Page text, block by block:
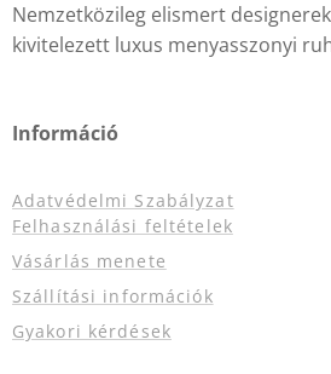
Nemzetközileg elismert
kivitelezett luxus menyasszonyi
Információ
Adatvédelmi Szabályzat
Felhasználási feltételek
Vásárlás menete
Szállítási információk
Gyakori kérdések